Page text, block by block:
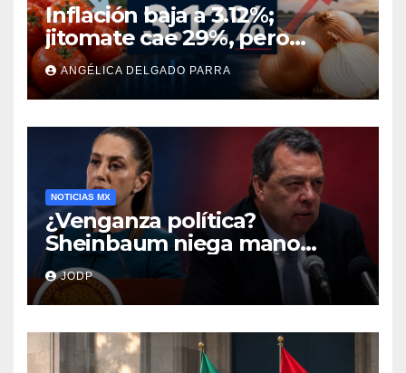
Inflación baja a 3.12%;
jitomate cae 29%, pero
cebolla y vuelos se
encarecen
ANGÉLICA DELGADO PARRA
NOTICIAS MX
¿Venganza política?
Sheinbaum niega mano
negra en captura de Ángel
Aguirre
JODP